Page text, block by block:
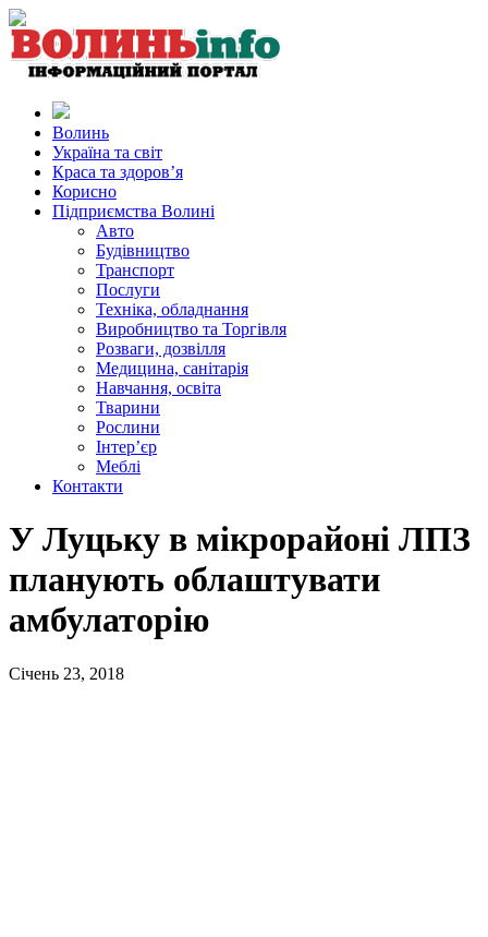
Волинь
Україна та світ
Краса та здоров’я
Корисно
Підприємства Волині
Авто
Будівництво
Транспорт
Послуги
Техніка, обладнання
Виробництво та Торгівля
Розваги, дозвілля
Медицина, санітарія
Навчання, освіта
Тварини
Рослини
Інтер’єр
Меблі
Контакти
У Луцьку в мікрорайоні ЛПЗ
планують облаштувати
амбулаторію
Січень 23, 2018